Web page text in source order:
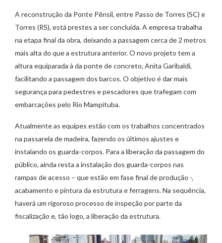
A reconstrução da Ponte Pênsil, entre Passo de Torres (SC) e
Torres (RS), está prestes a ser concluída. A empresa trabalha
na etapa final da obra, deixando a passagem cerca de 2 metros
mais alta do que a estrutura anterior. O novo projeto tem a
altura equiparada à da ponte de concreto, Anita Garibaldi,
facilitando a passagem dos barcos. O objetivo é dar mais
segurança para pedestres e pescadores que trafegam com
embarcações pelo Rio Mampituba.
Atualmente as equipes estão com os trabalhos concentrados
na passarela de madeira, fazendo os últimos ajustes e
instalando os guarda-corpos. Para a liberação da passagem do
público, ainda resta a instalação dos guarda-corpos nas
rampas de acesso – que estão em fase final de produção -,
acabamento e pintura da estrutura e ferragens. Na sequência,
haverá um rigoroso processo de inspeção por parte da
fiscalização e, tão logo, a liberação da estrutura.